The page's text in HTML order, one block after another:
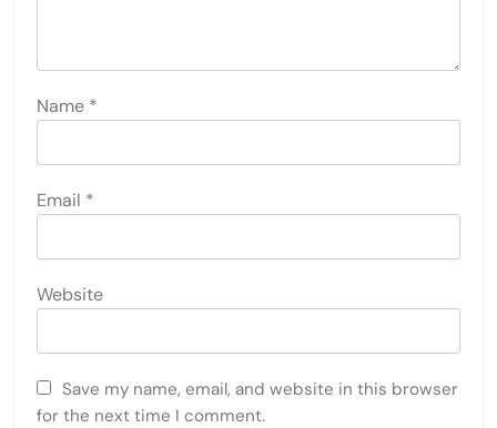
Name *
Email *
Website
Save my name, email, and website in this browser
for the next time I comment.